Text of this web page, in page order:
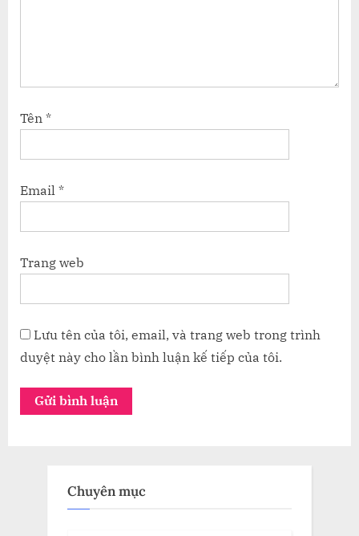
Tên *
Email *
Trang web
Lưu tên của tôi, email, và trang web trong trình
duyệt này cho lần bình luận kế tiếp của tôi.
Chuyên mục